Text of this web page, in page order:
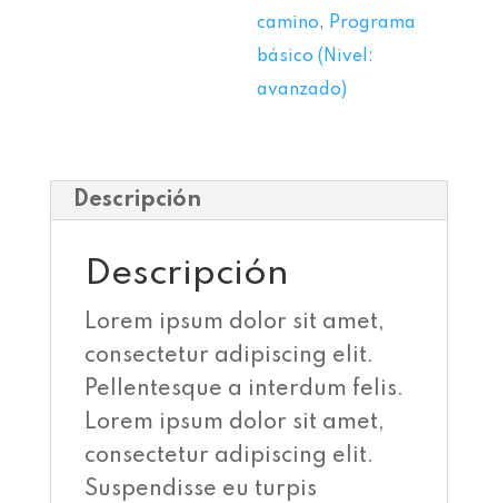
camino, Programa
básico (Nivel:
avanzado)
Descripción
Descripción
Lorem ipsum dolor sit amet,
consectetur adipiscing elit.
Pellentesque a interdum felis.
Lorem ipsum dolor sit amet,
consectetur adipiscing elit.
Suspendisse eu turpis